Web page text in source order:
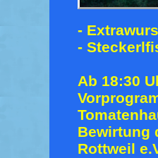
-
-
Ab 18:30
Bewirtung
Rottweil